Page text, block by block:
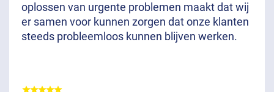
oplossen van urgente problemen maakt dat wij
er samen voor kunnen zorgen dat onze klanten
steeds probleemloos kunnen blijven werken.